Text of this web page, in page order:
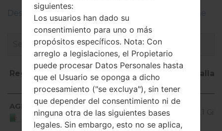
Descripciones de regiones firmwares de LG Phone
Región
Nombre de
archivo
Talla
Región
Nombre de
archivo
OS
AGR
Algeria
V40020b_00.kdz
Android
5.0.x
Lollipop
1.1 GiB
siguientes:
Los usuarios han dado su
consentimiento para uno o más
propósitos específicos. Nota: Con
arreglo a legislaciones, el Propietario
puede procesar Datos Personales hasta
que el Usuario se oponga a dicho
procesamiento ("se excluya"), sin tener
que depender del consentimiento ni de
ninguna otra de las siguientes bases
legales. Sin embargo, esto no se aplica,